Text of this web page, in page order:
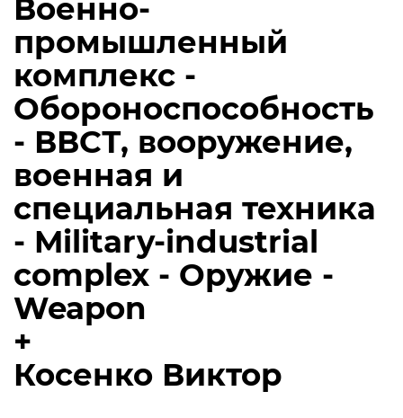
Военно-
промышленный
комплекс -
Обороноспособность
- ВВСТ, вооружение,
военная и
специальная техника
- Military-industrial
complex - Оружие -
Weapon
+
Косенко Виктор